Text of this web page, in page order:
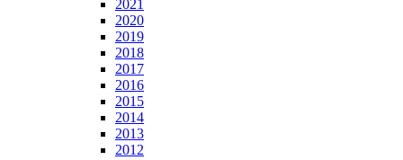
2021
2020
2019
2018
2017
2016
2015
2014
2013
2012